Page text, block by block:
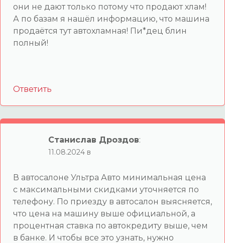
они не дают только потому что продают хлам!
А по базам я нашёл информацию, что машина
продаётся тут автохламная! Пи*дец блин
полный!
Ответить
Станислав Дроздов:
11.08.2024 в
В автосалоне Ультра Авто минимальная цена
с максимальными скидками уточняется по
телефону. По приезду в автосалон выясняется,
что цена на машину выше официальной, а
процентная ставка по автокредиту выше, чем
в банке. И чтобы все это узнать, нужно